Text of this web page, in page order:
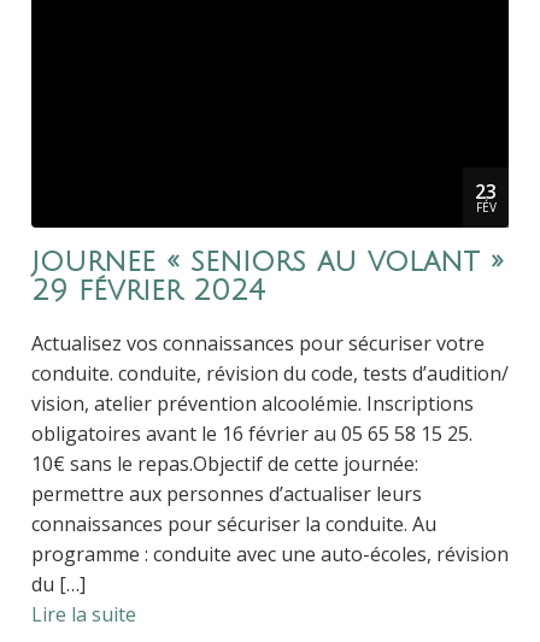
23
FÉV
journee « seniors au volant »
29 février 2024
Actualisez vos connaissances pour sécuriser votre
conduite. conduite, révision du code, tests d’audition/
vision, atelier prévention alcoolémie. Inscriptions
obligatoires avant le 16 février au 05 65 58 15 25.
10€ sans le repas.Objectif de cette journée:
permettre aux personnes d’actualiser leurs
connaissances pour sécuriser la conduite. Au
programme : conduite avec une auto-écoles, révision
du […]
Lire la suite